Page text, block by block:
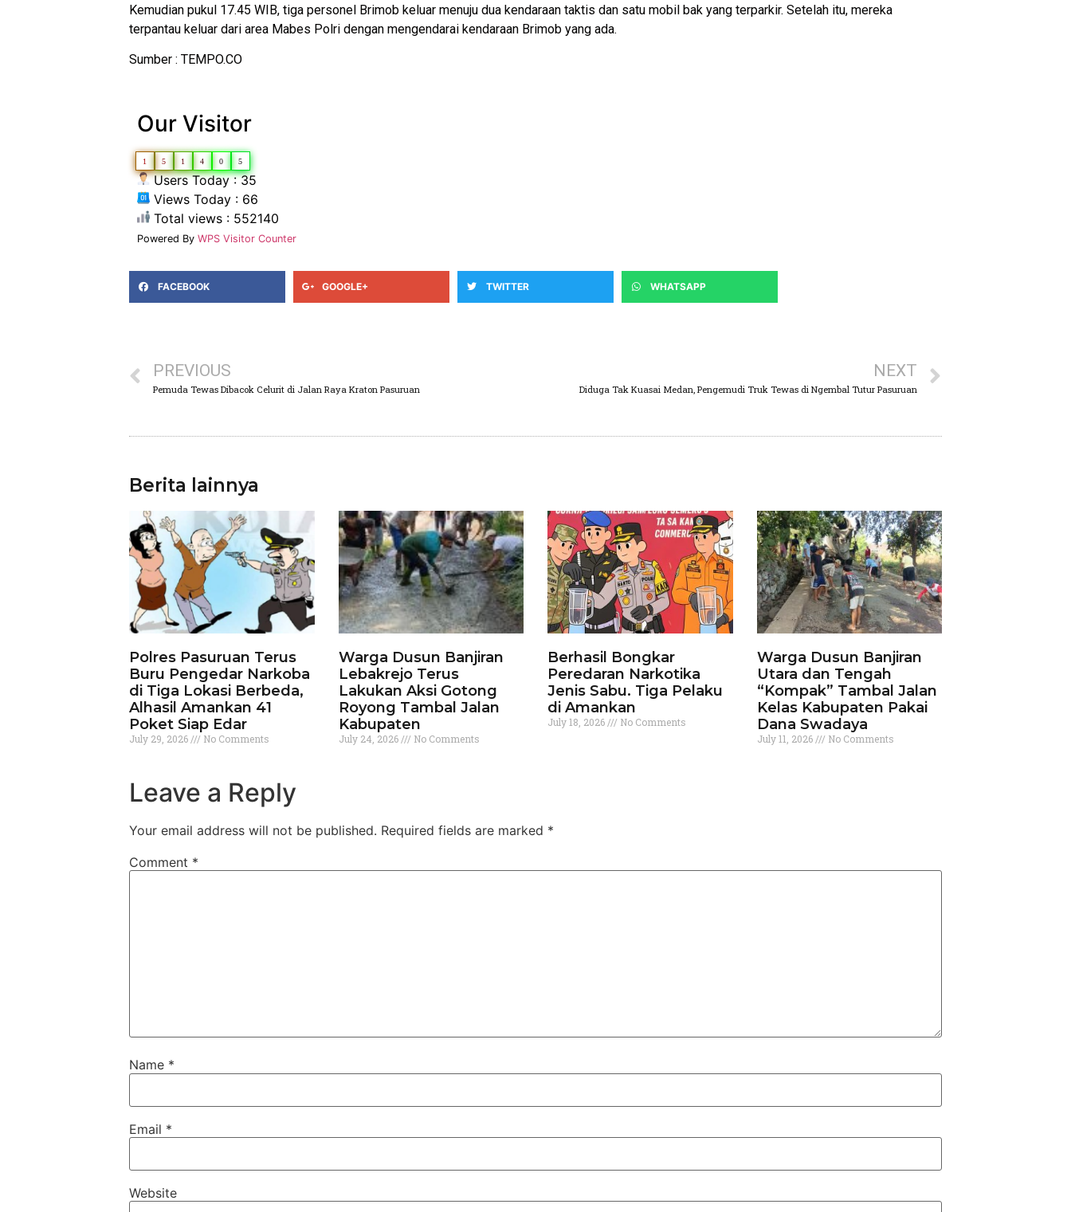
Kemudian pukul 17.45 WIB, tiga personel Brimob keluar menuju dua kendaraan taktis dan satu mobil bak yang terparkir. Setelah itu, mereka
terpantau keluar dari area Mabes Polri dengan mengendarai kendaraan Brimob yang ada.
Sumber : TEMPO.CO
Our Visitor
1 5 1 4 0 5
Users Today : 35
Views Today : 66
Total views : 552140
Powered By WPS Visitor Counter
FACEBOOK GOOGLE+ TWITTER WHATSAPP
PREVIOUS
Pemuda Tewas Dibacok Celurit di Jalan Raya Kraton Pasuruan
NEXT
Diduga Tak Kuasai Medan, Pengemudi Truk Tewas di Ngembal Tutur Pasuruan
Berita lainnya
Polres Pasuruan Terus
Buru Pengedar Narkoba
di Tiga Lokasi Berbeda,
Alhasil Amankan 41
Poket Siap Edar
July 29, 2026 No Comments
Warga Dusun Banjiran
Lebakrejo Terus
Lakukan Aksi Gotong
Royong Tambal Jalan
Kabupaten
July 24, 2026 No Comments
Berhasil Bongkar
Peredaran Narkotika
Jenis Sabu. Tiga Pelaku
di Amankan
July 18, 2026 No Comments
Warga Dusun Banjiran
Utara dan Tengah
“Kompak” Tambal Jalan
Kelas Kabupaten Pakai
Dana Swadaya
July 11, 2026 No Comments
Leave a Reply
Your email address will not be published. Required fields are marked *
Comment *
Name *
Email *
Website